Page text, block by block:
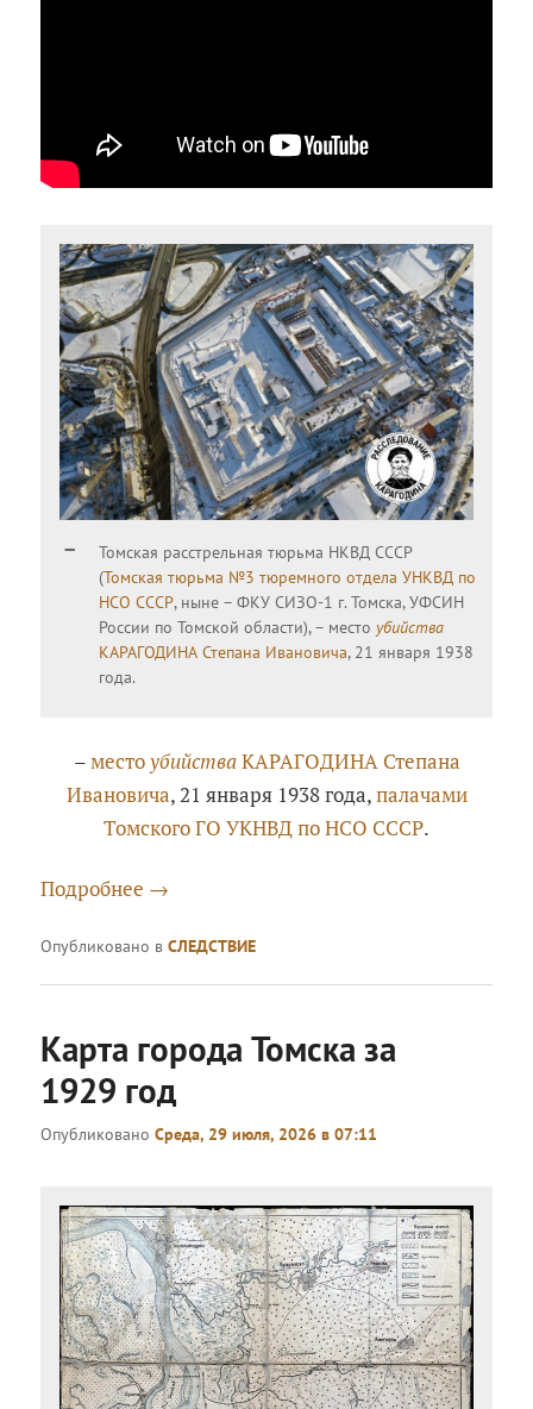
Томская расстрельная тюрьма НКВД СССР
(Томская тюрьма №3 тюремного отдела УНКВД по
НСО СССР, ныне – ФКУ СИЗО-1 г. Томска, УФСИН
России по Томской области), – место убийства
КАРАГОДИНА Степана Ивановича, 21 января 1938
года.
–местоубийстваКАРАГОДИНА Степана
Ивановича, 21 января 1938 года,палачами
Томского ГО УКНВД по НСО СССР.
Подробнее →
Опубликовано в СЛЕДСТВИЕ
Карта города Томска за
1929 год
ОпубликованоСреда, 29 июля, 2026 в 07:11